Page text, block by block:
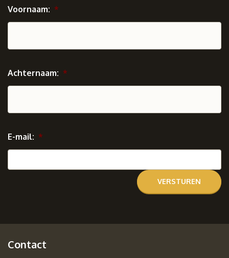
Voornaam: *
Achternaam: *
E-mail: *
Contact